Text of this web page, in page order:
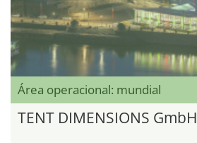
Área operacional: mundial
TENT DIMENSIONS GmbH